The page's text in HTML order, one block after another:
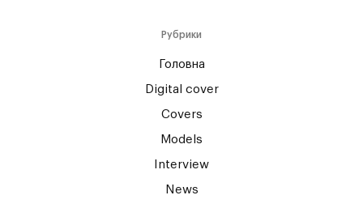
Рубрики
Головна
Digital cover
Covers
Models
Interview
News